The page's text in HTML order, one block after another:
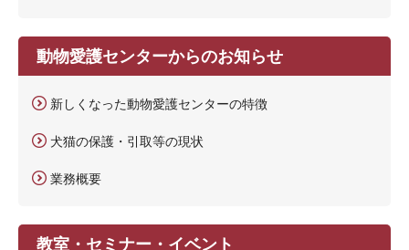
動物愛護センターからのお知らせ
新しくなった動物愛護センターの特徴
犬猫の保護・引取等の現状
業務概要
教室・セミナー・イベント